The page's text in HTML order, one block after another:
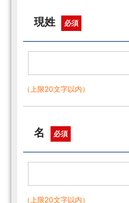
現姓 必須
（上限20文字以内）
名 必須
（上限20文字以内）